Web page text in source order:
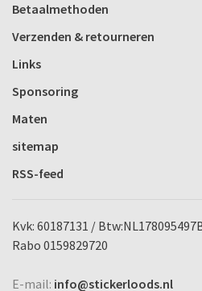
Betaalmethoden
Verzenden & retourneren
Links
Sponsoring
Maten
sitemap
RSS-feed
Kvk: 60187131 /
Rabo 0159829720
E-mail: info@stickerloods.nl